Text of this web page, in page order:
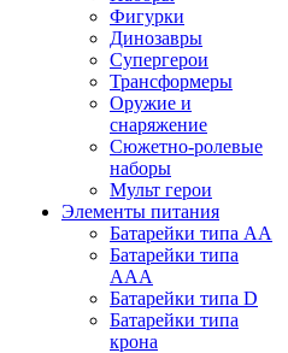
Фигурки
Динозавры
Супергерои
Трансформеры
Оружие и
снаряжение
Сюжетно-ролевые
наборы
Мульт герои
Элементы питания
Батарейки типа АА
Батарейки типа
ААА
Батарейки типа D
Батарейки типа
крона